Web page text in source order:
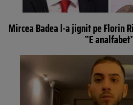
Mircea Badea l-a jignit pe Florin
”E